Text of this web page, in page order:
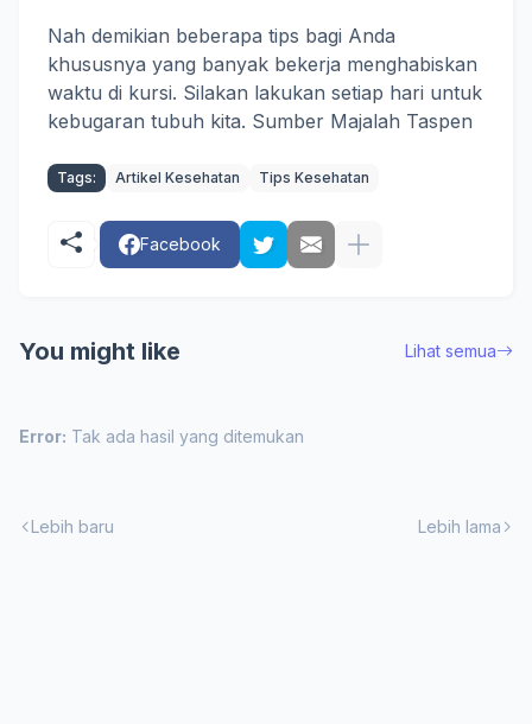
Nah demikian beberapa tips bagi Anda
khususnya yang banyak bekerja menghabiskan
waktu di kursi. Silakan lakukan setiap hari untuk
kebugaran tubuh kita. Sumber Majalah Taspen
Tags: Artikel Kesehatan Tips Kesehatan
Facebook
You might like Lihat semua
Error: Tak ada hasil yang ditemukan
Lebih baru Lebih lama